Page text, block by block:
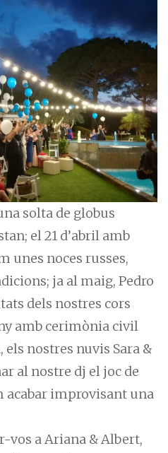
solta de globus
el 21 d’abril amb
unes noces russes,
ja al maig, Pedro
dels nostres cors
amb cerimònia civil
els nostres nuvis Sara &
al nostre dj el joc de
acabar improvisant una
vos a Ariana & Albert,